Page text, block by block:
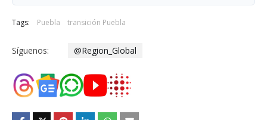
Tags: Puebla transición Puebla
Síguenos: @Region_Global